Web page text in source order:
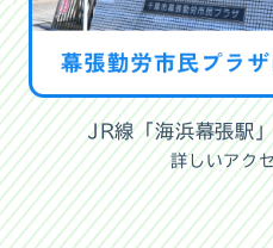
JR線「海浜幕張駅
詳しいアク